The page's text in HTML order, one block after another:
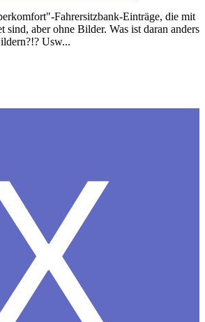
Fahrersitzbank-Einträge, die mit
aber ohne Bilder. Was ist daran anders
Usw...